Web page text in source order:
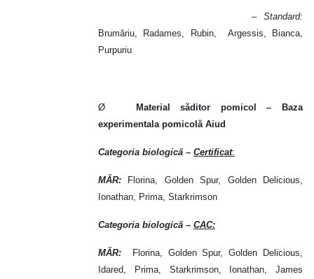
– Standard:
Brumăriu, Radames, Rubin, Argessis, Bianca,
Purpuriu
Ø Material săditor pomicol – Baza
experimentala pomicolă Aiud
Categoria biologică – Certificat:
MĂR:
Florina, Golden Spur, Golden Delicious,
Ionathan, Prima, Starkrimson
Categoria biologică – CAC:
MĂR: Florina, Golden Spur, Golden Delicious,
Idared, Prima, Starkrimson, Ionathan, James